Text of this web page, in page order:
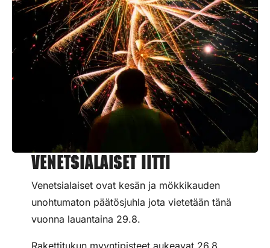
Venetsialaiset Iitti
Venetsialaiset ovat kesän ja mökkikauden
unohtumaton päätösjuhla jota vietetään tänä
vuonna lauantaina 29.8.